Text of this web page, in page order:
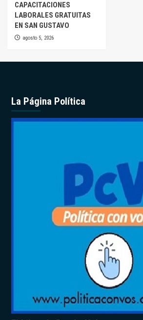
CAPACITACIONES
LABORALES GRATUITAS
EN SAN GUSTAVO
agosto 5, 2026
La Página Política